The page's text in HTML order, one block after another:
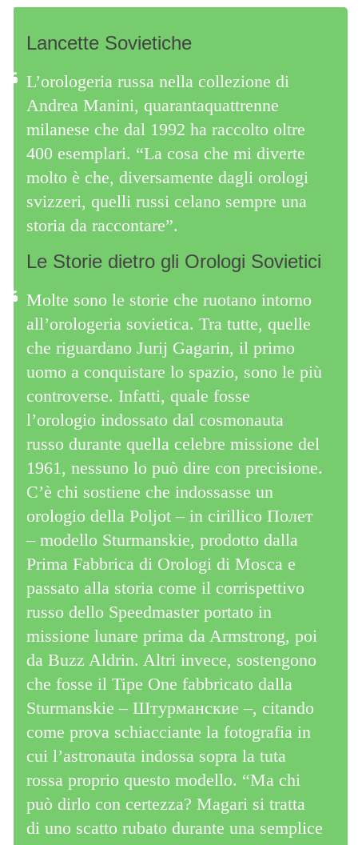
Lancette Sovietiche
L’orologeria russa nella collezione di
Andrea Manini, quarantaquattrenne
milanese che dal 1992 ha raccolto oltre
400 esemplari. “La cosa che mi diverte
molto è che, diversamente dagli orologi
svizzeri, quelli russi celano sempre una
storia da raccontare”.
Le Storie dietro gli Orologi Sovietici
Molte sono le storie che ruotano intorno
all’orologeria sovietica. Tra tutte, quelle
che riguardano Jurij Gagarin, il primo
uomo a conquistare lo spazio, sono le più
controverse. Infatti, quale fosse
l’orologio indossato dal cosmonauta
russo durante quella celebre missione del
1961, nessuno lo può dire con precisione.
C’è chi sostiene che indossasse un
orologio della Poljot – in cirillico Полет
– modello Sturmanskie, prodotto dalla
Prima Fabbrica di Orologi di Mosca e
passato alla storia come il corrispettivo
russo dello Speedmaster portato in
missione lunare prima da Armstrong, poi
da Buzz Aldrin. Altri invece, sostengono
che fosse il Tipe One fabbricato dalla
Sturmanskie – Штурманские –, citando
come prova schiacciante la fotografia in
cui l’astronauta indossa sopra la tuta
rossa proprio questo modello. “Ma chi
può dirlo con certezza? Magari si tratta
di uno scatto rubato durante una semplice